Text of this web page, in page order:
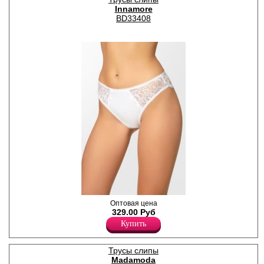
Innamore
BD33408
Трусы- слипы женские из
хлопка со средней линией
талии, кружевными
вставками по переду,
полностью кружевные сзади,
с обрамлением, х/б
ластовицей.
Хлопок 35%
Оптовая цена
329.00 Руб
Купить
Трусы слипы
Madamoda